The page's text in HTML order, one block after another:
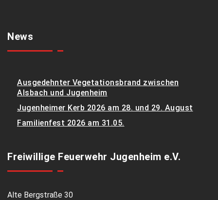
News
Ausgedehnter Vegetationsbrand zwischen
Alsbach und Jugenheim
Jugenheimer Kerb 2026 am 28. und 29. August
Familienfest 2026 am 31.05.
Freiwillige Feuerwehr Jugenheim e.V.
Alte Bergstraße 30